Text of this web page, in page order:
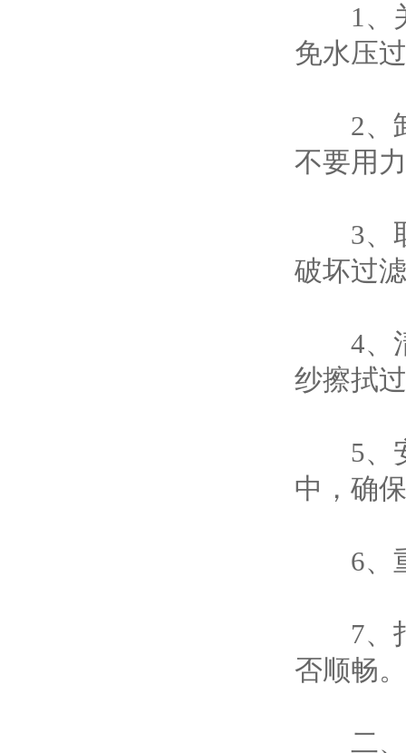
1、关
免水压
2、卸
不要用
3、取
破坏过
4、清
纱擦拭
5、安
中，确
6、重
7、打
否顺畅
二、